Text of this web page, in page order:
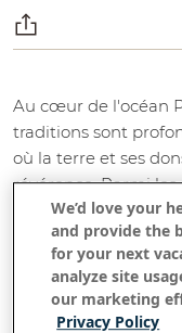
Au cœur de l'océan
traditions sont
où la terre et ses
révérence. Parmi
d'Hawaï, l'arbre
la tapisserie
utilisations
noix de kukui
d'emblème
We’d love your
and provide the
for your next
analyze site
our marketing
Privacy Policy